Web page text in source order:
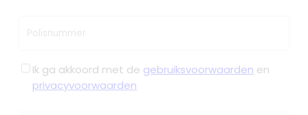
Polisnummer
Ik ga akkoord met de gebruiksvoorwaarden en
privacyvoorwaarden